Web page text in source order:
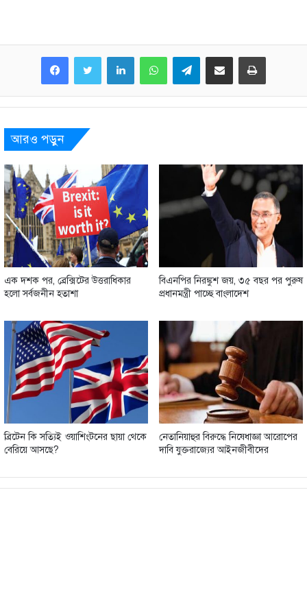
LinkedInWhatsAppTelegramShare via Email Print
আরও পড়ুন
এক দশক পর, ব্রেক্সিটের উত্তরাধিকার
হলো সর্বজনীন হতাশা
বিএনপির নিরঙ্কুশ জয়, ৩৫ বছর পর পুরুষ
প্রধানমন্ত্রী পাচ্ছে বাংলাদেশ
ব্রিটেন কি সত্যিই ওয়াশিংটনের ছায়া থেকে
বেরিয়ে আসছে?
নেতানিয়াহুর বিরুদ্ধে নিষেধাজ্ঞা আরোপের
দাবি যুক্তরাজ্যের আইনজীবীদের